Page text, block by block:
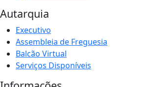
Autarquia
Executivo
Assembleia de Freguesia
Balcão Virtual
Serviços Disponíveis